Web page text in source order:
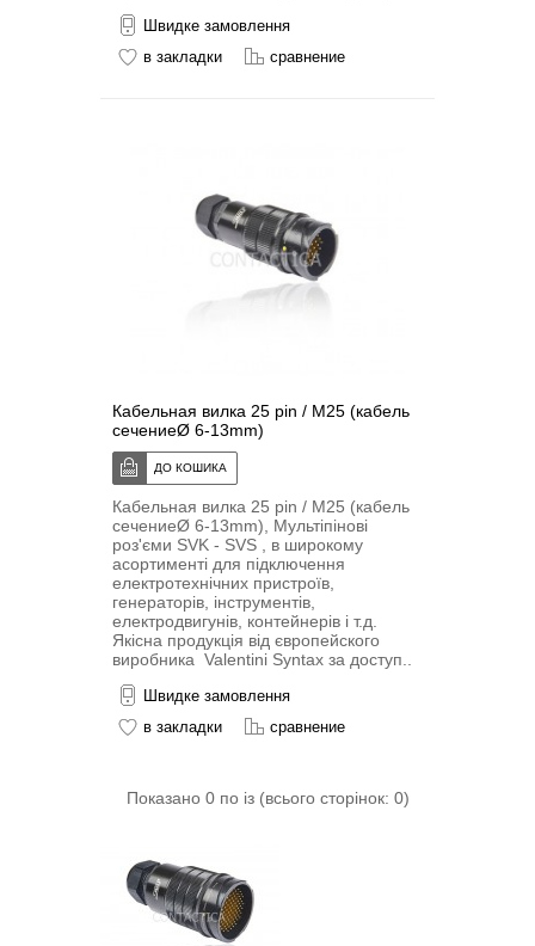
Швидке замовлення
в закладки
сравнение
Кабельная вилка 25 pin / M25 (кабель
сечениеØ 6-13mm)
Кабельная вилка 25 pin / M25 (кабель
сечениеØ 6-13mm), Мультіпіновi
роз'єми SVK - SVS , в широкому
асортименті для підключення
електротехнічних пристроїв,
генераторів, інструментів,
електродвигунів, контейнерів і т.д.
Якісна продукція від європейского
виробника Valentini Syntax за доступ..
Швидке замовлення
в закладки
сравнение
Показано 0 по із (всього сторінок: 0)